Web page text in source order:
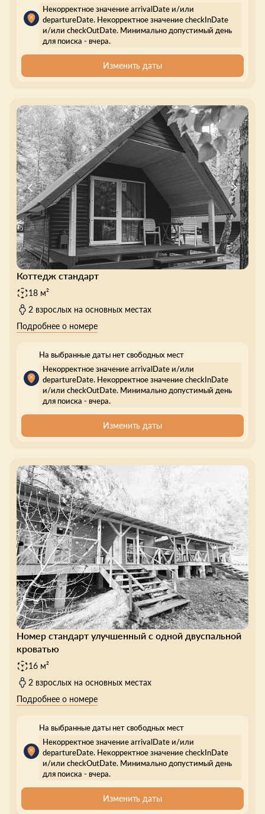
Некорректное значение arrivalDate и/или
departureDate. Некорректное значение checkInDate
и/или checkOutDate. Минимально допустимый день
для поиска - вчера.
Изменить даты
Коттедж стандарт
18 м²
2 взрослых на основных местах
Подробнее о номере
На выбранные даты нет свободных мест
Некорректное значение arrivalDate и/или
departureDate. Некорректное значение checkInDate
и/или checkOutDate. Минимально допустимый день
для поиска - вчера.
Изменить даты
Номер стандарт улучшенный с одной двуспальной
кроватью
16 м²
2 взрослых на основных местах
Подробнее о номере
На выбранные даты нет свободных мест
Некорректное значение arrivalDate и/или
departureDate. Некорректное значение checkInDate
и/или checkOutDate. Минимально допустимый день
для поиска - вчера.
Изменить даты